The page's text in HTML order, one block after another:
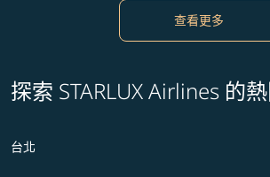
查看更多
探索 STARLUX Airlines 的
台北